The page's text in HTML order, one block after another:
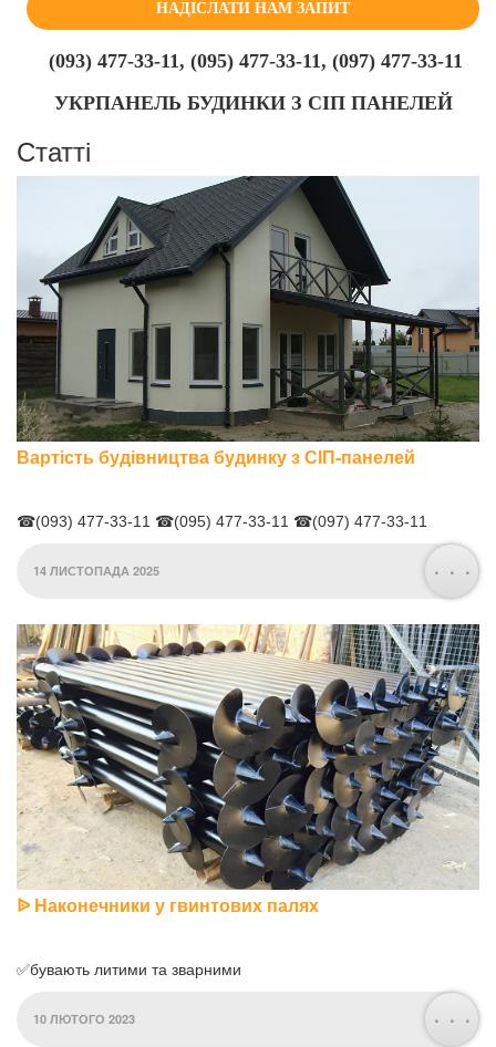
НАДІСЛАТИ НАМ ЗАПИТ
(093) 477-33-11, (095) 477-33-11, (097) 477-33-11
УКРПАНЕЛЬ БУДИНКИ З СІП ПАНЕЛЕЙ
Статті
Вартість будівництва будинку з СІП-панелей
☎(093) 477-33-11 ☎(095) 477-33-11 ☎(097) 477-33-11
14 ЛИСТОПАДА 2025 . . .
ᐉ Наконечники у гвинтових палях
✅бувають литими та зварними
10 ЛЮТОГО 2023
. . .